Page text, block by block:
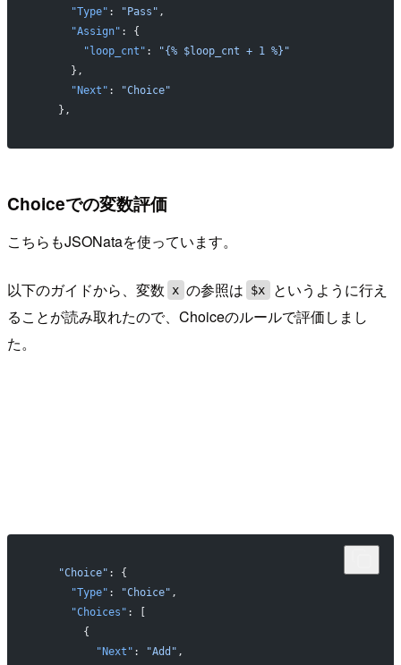
      "Type"
: "Pass" ,
      "Assign"
: {
        "loop_cnt"
:
"{% $loop_cnt + 1 %}"
      },
      "Next"
:
"Choice"
    },
Choiceでの変数評価
こちらもJSONataを使っています。
以下のガイドから、変数 x の参照は $x
というように行え
ることが読み取れたので、Choiceのルールで評価しまし
た。
    "Choice"
: {
      "Type"
: "Choice" ,
      "Choices"
: [
        {
          "Next"
: "Add" ,